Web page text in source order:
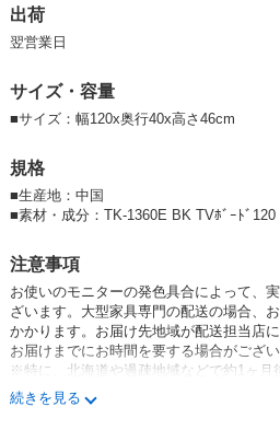
出荷
翌営業日
サイズ・容量
■サイズ：幅120x奥行40x高さ46cm
規格
■生産地：中国
■素材・成分：TK-1360E BK TVﾎﾞｰﾄﾞ120
注意事項
お使いのモニターの発色具合によって、
ざいます。大型家具専門の配送の場合、
かかります。お届け先地域が配送担当店
お届けまでにお時間を要する場合がござい
※特に、北海道や過疎地域などで約1ヶ月
す。 配送担当店により配達日の調整を行い
配達日が確定次第お届け先様に配達店よ
続きを見る